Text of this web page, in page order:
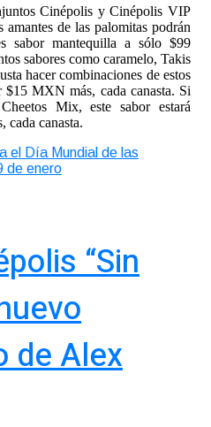
Cinépolis y Cinépolis VIP
de las palomitas podrán
sabor mantequilla a sólo $99
sabores como caramelo, Takis
hacer combinaciones de estos
$15 MXN más, cada canasta. Si
Mix, este sabor estará
canasta.
el Día Mundial de las
de enero
“Sin
de Alex